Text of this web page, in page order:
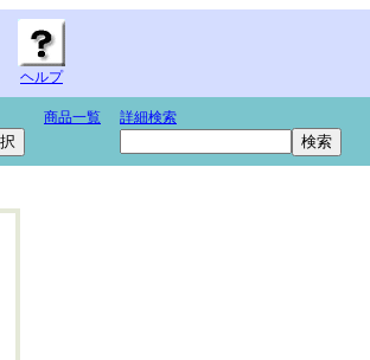
ヘルプ
商品一覧 詳細検索